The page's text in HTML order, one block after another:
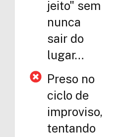
jeito" sem
nunca
sair do
lugar…
Preso no
ciclo de
improviso,
tentando